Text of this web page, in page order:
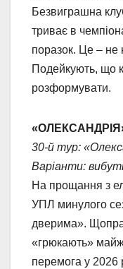
Безвиграшна
триває в
поразок. Це – не
Подейкують, що
розформувати.
30-й тур:
Варіанти:
На прощання з
УПЛ минулого
дверима».
«грюкають»
перемога у 2026